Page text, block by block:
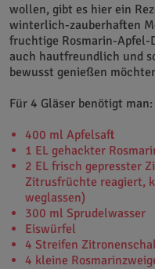
wollen, gibt es hier ein
winterlich-zauberhaften
fruchtige Rosmarin-
auch hautfreundlich und
bewusst genießen
Für 4 Gläser benötigt man:
400 ml Apfelsaft
1 EL gehackter
2 EL frisch gepresster
Zitrusfrüchte reagiert,
weglassen)
300 ml Sprudelwasser
Eiswürfel
4 Streifen
4 kleine